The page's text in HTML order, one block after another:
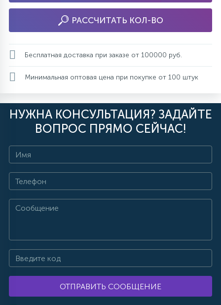
РАССЧИТАТЬ КОЛ-ВО
Бесплатная доставка при заказе от 100000 руб.
Минимальная оптовая цена при покупке от 100 штук
НУЖНА КОНСУЛЬТАЦИЯ? ЗАДАЙТЕ
ВОПРОС ПРЯМО СЕЙЧАС!
ОТПРАВИТЬ СООБЩЕНИЕ